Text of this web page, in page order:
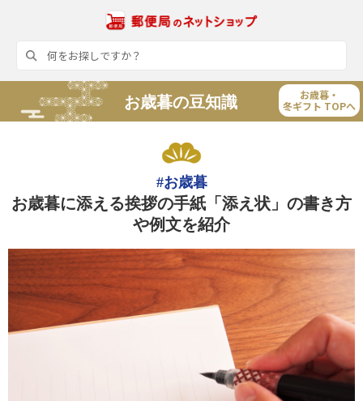
お歳暮の豆知識
お歳暮・
冬ギフト TOPへ
#お歳暮
お歳暮に添える挨拶の手紙「添え状」の書き方
や例文を紹介